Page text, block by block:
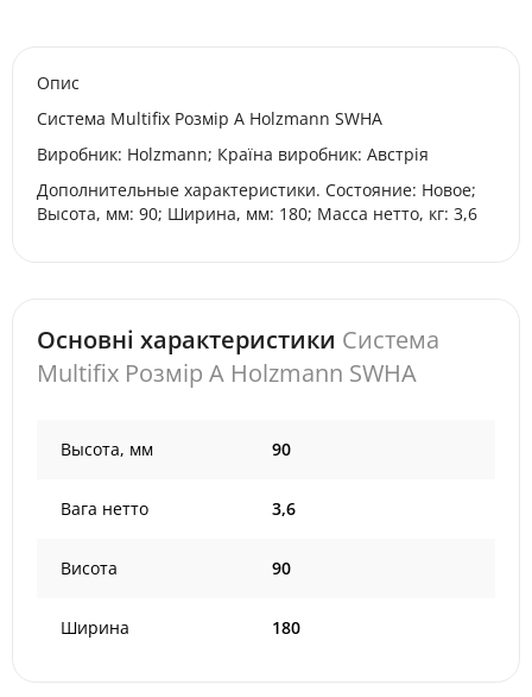
Опис
Система Multifix Розмір A Holzmann SWHA
Виробник: Holzmann; Країна виробник: Австрія
Дополнительные характеристики. Состояние: Новое;
Высота, мм: 90; Ширина, мм: 180; Масса нетто, кг: 3,6
Основні характеристики Система
Multifix Розмір A Holzmann SWHA
Высота, мм 90
Вага нетто 3,6
Висота 90
Ширина 180